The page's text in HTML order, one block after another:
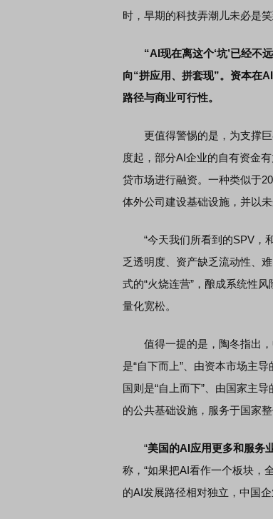
时，早期的科技弄潮儿未必是
“AI现在离这个‘坑’已经不
向“拼应用、拼套现”。资本在
路径与商业可行性。
更值得警惕的是，为支撑巨
度起，部分AI企业的自有资金
贷市场进行融资。一种类似于
体外公司建设基础设施，并以
“今天我们所看到的SPV，和
乏透明度、资产缺乏流动性、
式的“火烧连营”，酿成系统性
量化宽松。
值得一提的是，陶冬指出，
是“自下而上”、由资本市场主
国则是“自上而下”、由国家主
的公共基础设施，服务于国家
“美国的AI应用更多和服务
称，“如果把AI看作一个板块，
的AI发展路径相对独立，中国